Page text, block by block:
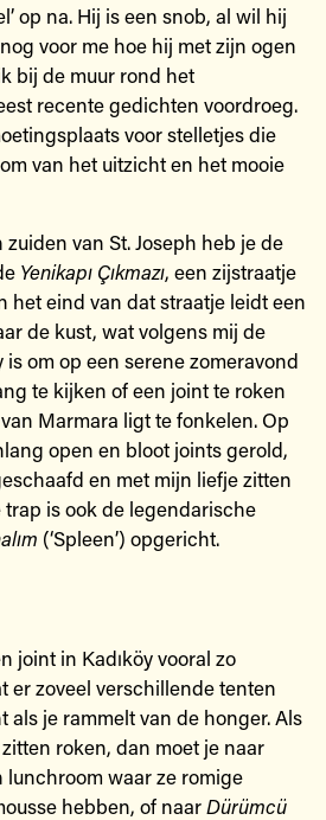
op na. Hij is een snob, al wil hij
voor me hoe hij met zijn ogen
bij de muur rond het
recente gedichten voordroeg.
voor stelletjes die
van het uitzicht en het mooie
van St. Joseph heb je de
Yenikapı Çıkmazı, een zijstraatje
het eind van dat straatje leidt een
de kust, wat volgens mij de
is om op een serene zomeravond
te kijken of een joint te roken
Marmara ligt te fonkelen. Op
open en bloot joints gerold,
en met mijn liefje zitten
is ook de legendarische
(‘Spleen’) opgericht.
joint in Kadıköy vooral zo
er zoveel verschillende tenten
als je rammelt van de honger. Als
zitten roken, dan moet je naar
lunchroom waar ze romige
hebben, of naarDürümcü